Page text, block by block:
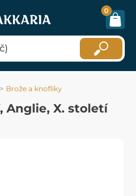
0
Brože a knoflíky
Anglie, X. století